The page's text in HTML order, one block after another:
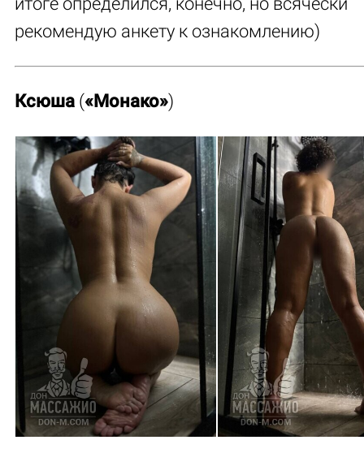
рекомендую анкету к ознакомлению)
Ксюша («Монако»)